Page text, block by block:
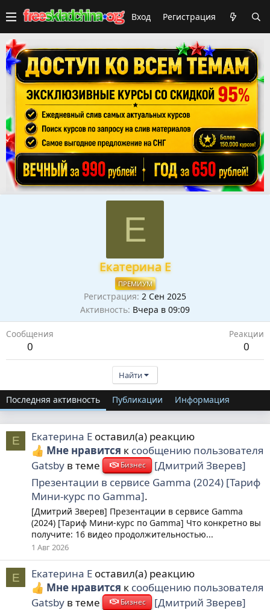
Вход Регистрация
Е
Екатерина Е
ПРЕМИУМ
Регистрация 2 Сен 2025
Активность Вчера в 09:09
Сообщения
0
Реакции
0
Найти
Последняя активность Публикации Информация
Е Екатерина Е оставил(а) реакцию
Мне нравится к сообщению пользователя
Gatsby в теме Бизнес
[Дмитрий Зверев]
Презентации в сервисе Gamma (2024) [Тариф
Мини-курс по Gamma].
[Дмитрий Зверев] Презентации в сервисе Gamma
(2024) [Тариф Мини-курс по Gamma] Что конкретно вы
получите: 16 видео продолжительностью...
1 Авг 2026
Е Екатерина Е оставил(а) реакцию
Мне нравится к сообщению пользователя
Gatsby в теме Бизнес
[Дмитрий Зверев]